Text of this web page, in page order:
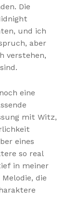
Die
und ich
aber
verstehen,
eine
mit Witz,
eines
so real
in meiner
die